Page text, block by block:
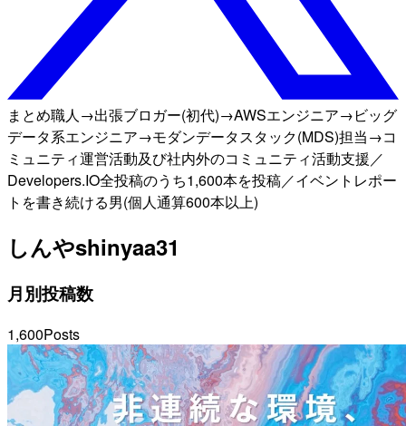
まとめ職人→出張ブロガー(初代)→AWSエンジニア→ビッグ
データ系エンジニア→モダンデータスタック(MDS)担当→コ
ミュニティ運営活動及び社内外のコミュニティ活動支援／
Developers.IO全投稿のうち1,600本を投稿／イベントレポー
トを書き続ける男(個人通算600本以上)
しんやshinyaa31
月別投稿数
1,600Posts